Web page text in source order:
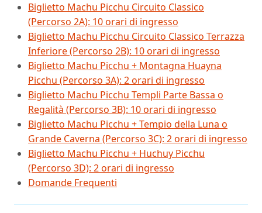
Biglietto Machu Picchu Circuito Classico
(Percorso 2A): 10 orari di ingresso
Biglietto Machu Picchu Circuito Classico Terrazza
Inferiore (Percorso 2B): 10 orari di ingresso
Biglietto Machu Picchu + Montagna Huayna
Picchu (Percorso 3A): 2 orari di ingresso
Biglietto Machu Picchu Templi Parte Bassa o
Regalità (Percorso 3B): 10 orari di ingresso
Biglietto Machu Picchu + Tempio della Luna o
Grande Caverna (Percorso 3C): 2 orari di ingresso
Biglietto Machu Picchu + Huchuy Picchu
(Percorso 3D): 2 orari di ingresso
Domande Frequenti